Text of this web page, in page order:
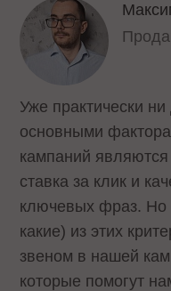
Уже практически ни
основными
кампаний
ставка за клик и
ключевых фраз. Но
какие) из этих
звеном в нашей
которые помогут